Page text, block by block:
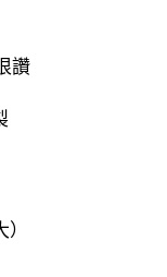
讚